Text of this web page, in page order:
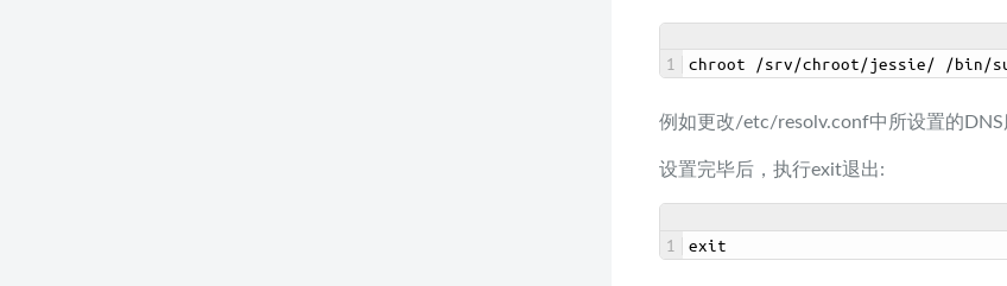
1 chroot /srv /chroot /jessie / /bin /
例如更改/etc/resolv.conf中所设置的DNS
设置完毕后，执行exit退出:
1 exit